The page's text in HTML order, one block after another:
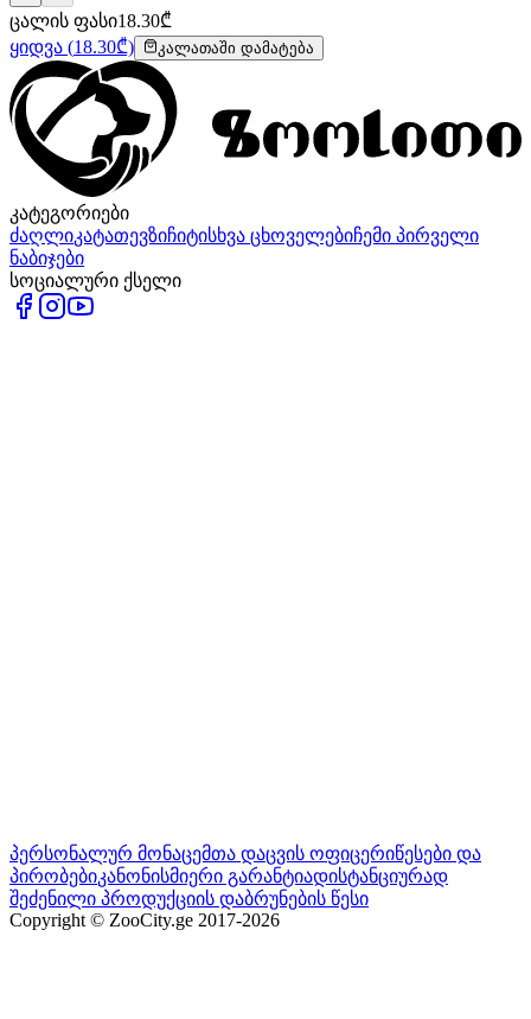
ცალის ფასი18.30₾
ყიდვა (18.30₾) კალათაში დამატება
კატეგორიები
ძაღლიკატათევზიჩიტისხვა ცხოველებიჩემი პირველი
ნაბიჯები
სოციალური ქსელი
პერსონალურ მონაცემთა დაცვის ოფიცერიწესები და
პირობებიკანონისმიერი გარანტიადისტანციურად
შეძენილი პროდუქციის დაბრუნების წესი
Copyright © ZooCity.ge 2017-2026